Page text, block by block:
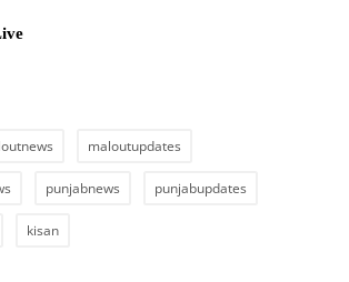
maloutupdates
punjabnews punjabupdates
kisan